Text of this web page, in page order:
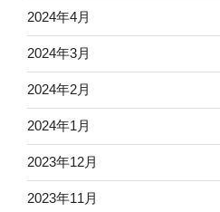
2024年4月
2024年3月
2024年2月
2024年1月
2023年12月
2023年11月